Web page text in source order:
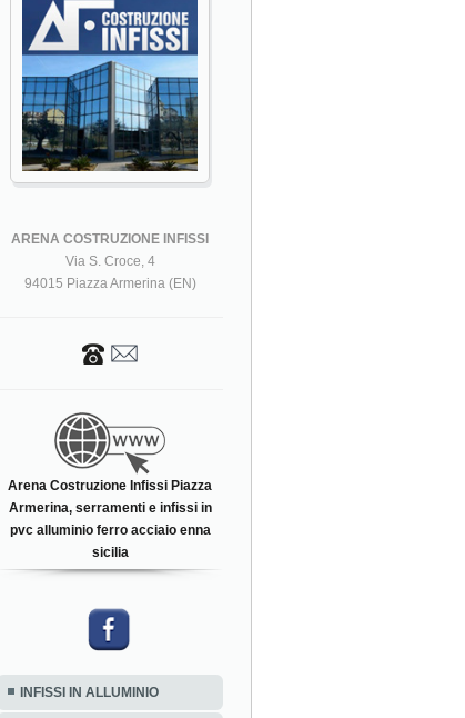
ARENA COSTRUZIONE INFISSI
Via S. Croce, 4
94015 Piazza Armerina (EN)
Arena Costruzione Infissi Piazza
Armerina, serramenti e infissi in
pvc alluminio ferro acciaio enna
sicilia
INFISSI IN ALLUMINIO